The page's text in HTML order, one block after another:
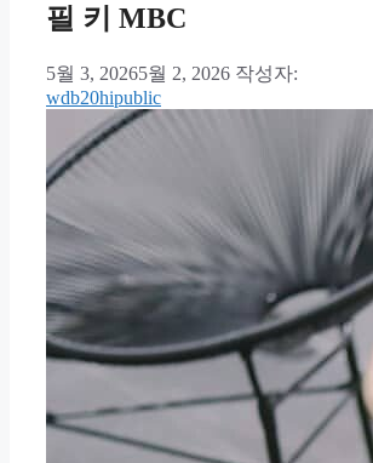
필 키 MBC
5월 3, 20265월 2, 2026 작성자:
wdb20hipublic